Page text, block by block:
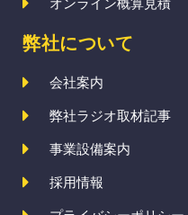
弊社について
会社案内
弊社ラジオ取材記事
事業設備案内
採用情報